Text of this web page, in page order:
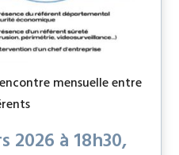
mensuelle entre
2026 à 18h30,